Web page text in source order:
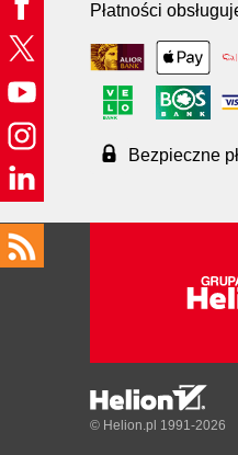
Płatności
Bezpieczne
© Helion.pl 1991-2026